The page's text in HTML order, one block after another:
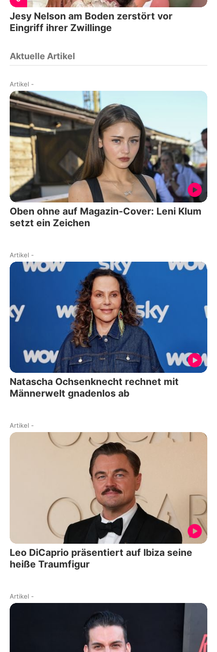
Jesy Nelson am Boden zerstört vor
Eingriff ihrer Zwillinge
Aktuelle Artikel
Artikel -
Oben ohne auf Magazin-Cover: Leni Klum
setzt ein Zeichen
Artikel -
Natascha Ochsenknecht rechnet mit
Männerwelt gnadenlos ab
Artikel -
Leo DiCaprio präsentiert auf Ibiza seine
heiße Traumfigur
Artikel -